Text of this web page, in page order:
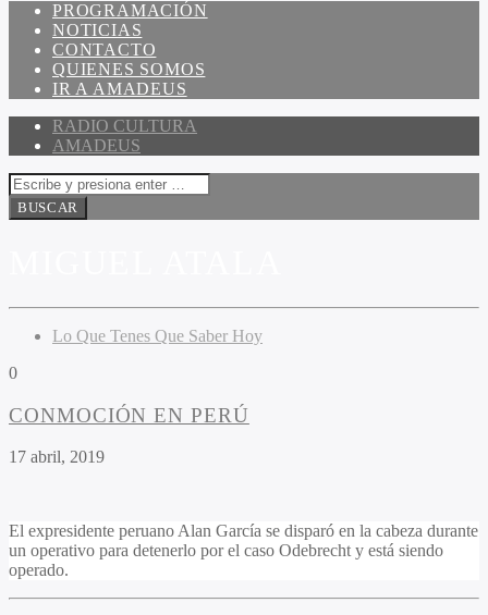
PROGRAMACIÓN
NOTICIAS
CONTACTO
QUIENES SOMOS
IR A AMADEUS
RADIO CULTURA
AMADEUS
Lo Que Tenes Que Saber Hoy
0
CONMOCIÓN EN PERÚ
17 abril, 2019
El expresidente peruano Alan García se disparó en la cabeza durante
un operativo para detenerlo por el caso Odebrecht y está siendo
operado.